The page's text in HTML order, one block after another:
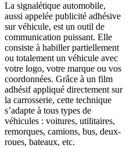
La signalétique automobile,
aussi appelée publicité adhésive
sur véhicule, est un outil de
communication puissant. Elle
consiste à habiller partiellement
ou totalement un véhicule avec
votre logo, votre marque ou vos
coordonnées. Grâce à un film
adhésif appliqué directement sur
la carrosserie, cette technique
s’adapte à tous types de
véhicules : voitures, utilitaires,
remorques, camions, bus, deux-
roues, bateaux, etc.